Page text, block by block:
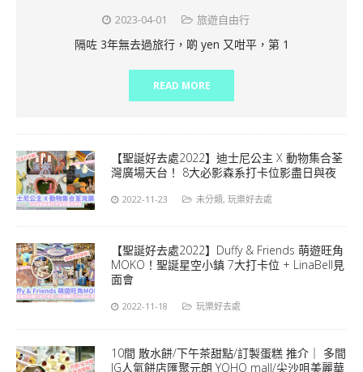
2023-04-01 旅遊自由行
隔咗 3年無去過旅行，啲 yen 又咁平，第 1
READ MORE
【聖誕好去處2022】迪士尼公主 X 動物集合荃
灣廣場天台！ 8大必影森系打卡位影盡日與夜
2022-11-23 未分類, 玩樂好去處
【聖誕好去處2022】Duffy & Friends 萌遊旺角
MOKO！聖誕星空小鎮 7大打卡位 + LinaBell見
面會
2022-11-18 玩樂好去處
10間 散水餅/下午茶甜點/訂製蛋糕 推介｜ 多間
IG人氣餅店匯聚元朗 YOHO mall/尖沙咀美麗華